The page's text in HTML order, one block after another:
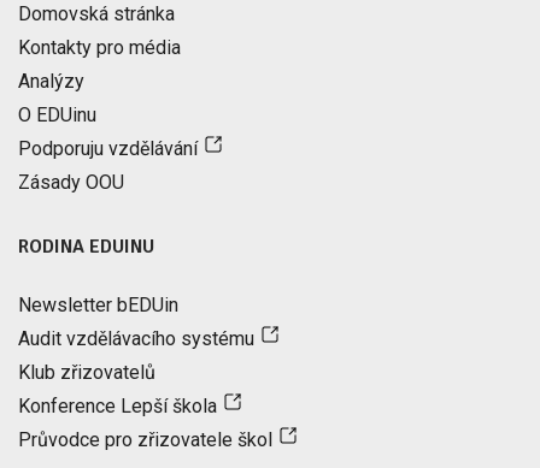
Domovská stránka
Kontakty pro média
Analýzy
O EDUinu
Podporuju vzdělávání
Zásady OOU
RODINA EDUINU
Newsletter bEDUin
Audit vzdělávacího systému
Klub zřizovatelů
Konference Lepší škola
Průvodce pro zřizovatele škol